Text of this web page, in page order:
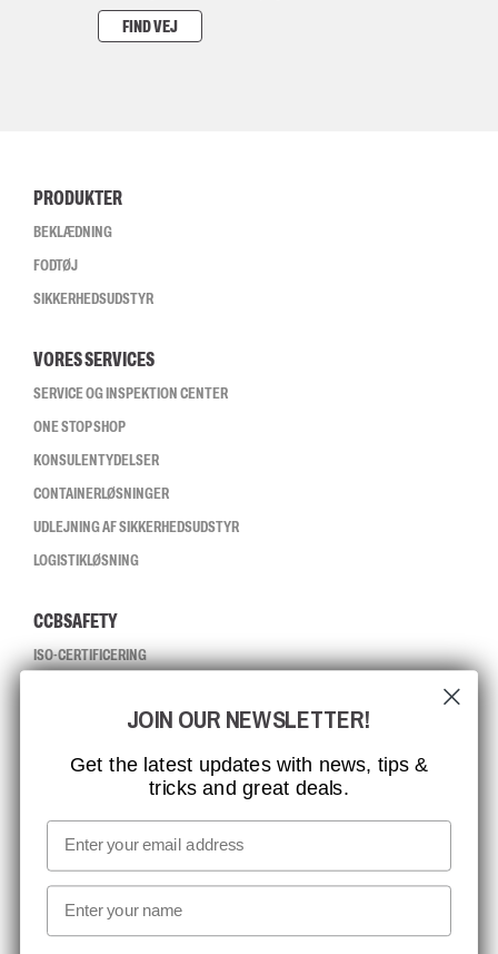
FIND VEJ
PRODUKTER
BEKLÆDNING
FODTØJ
SIKKERHEDSUDSTYR
VORES SERVICES
SERVICE OG INSPEKTION CENTER
ONE STOP SHOP
KONSULENTYDELSER
CONTAINERLØSNINGER
UDLEJNING AF SIKKERHEDSUDSTYR
LOGISTIKLØSNING
CCBSAFETY
ISO-CERTIFICERING
MISSION, VISION OG VÆRDIER
KONTAKT
JOB HOS CCBSAFETY
MEDIA
VI TAGER ANSVAR
NYHEDSBREV TILMELDING
JOIN OUR NEWSLETTER!
Get the latest updates with news, tips &
tricks and great deals.
Email
First name